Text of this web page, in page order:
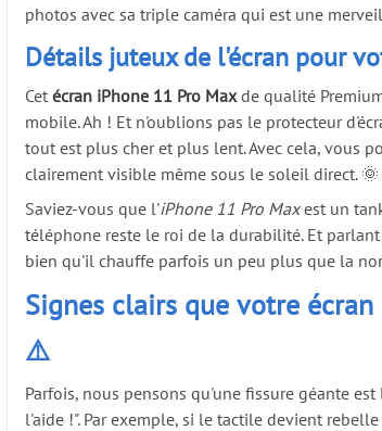
photos avec sa triple caméra qui est une
Détails juteux de l'écran pour
Cetécran iPhone 11 Pro Maxde qualité
mobile. Ah ! Et n'oublions pas le protecteur
tout est plus cher et plus lent. Avec cela, vous
clairement visible même sous le soleil direct. 🌞
Saviez-vous que l'iPhone 11 Pro Maxest un
téléphone reste le roi de la durabilité. Et
bien qu'il chauffe parfois un peu plus que la
Signes clairs que votre
⚠️
Parfois, nous pensons qu'une fissure géante
l'aide !". Par exemple, si le tactile devient